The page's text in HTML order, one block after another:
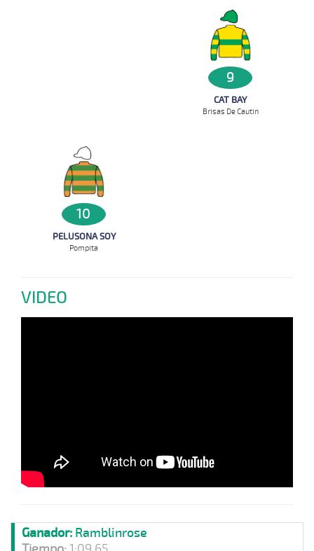
9
CAT BAY
Brisas De Cautin
10
PELUSONA SOY
Pompita
VIDEO
Ganador: Ramblinrose